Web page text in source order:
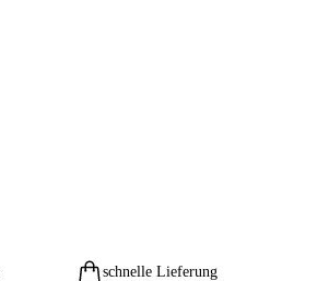
schnelle Lieferung